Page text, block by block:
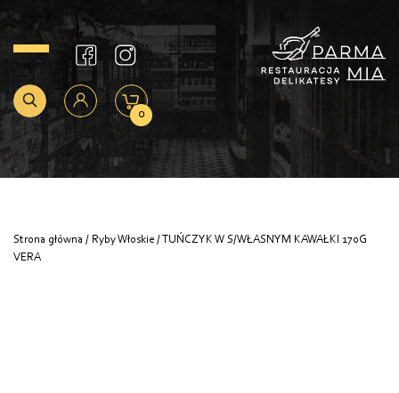
0
Strona główna / Ryby Włoskie / TUŃCZYK W S/WŁASNYM KAWAŁKI 170G
VERA